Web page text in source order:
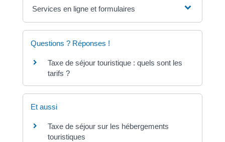
Services en ligne et formulaires
Questions ? Réponses !
Taxe de séjour touristique : quels sont les
tarifs ?
Et aussi
Taxe de séjour sur les hébergements
touristiques